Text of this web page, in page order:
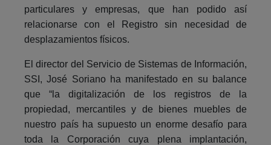
particulares y empresas, que han podido así
relacionarse con el Registro sin necesidad de
desplazamientos físicos.
El director del Servicio de Sistemas de Información,
SSI, José Soriano ha manifestado en su balance
que “la digitalización de los registros de la
propiedad, mercantiles y de bienes muebles de
nuestro país ha supuesto un enorme desafío para
toda la Corporación cuya plena implantación,